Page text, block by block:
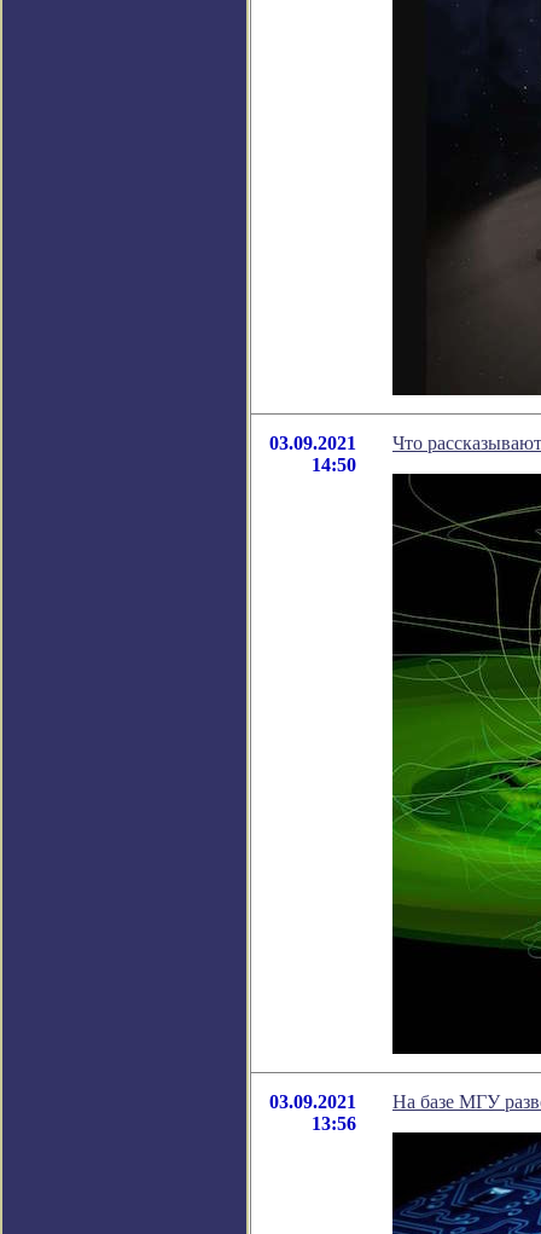
03.09.2021
14:50
Что
03.09.2021
13:56
На базе МГУ